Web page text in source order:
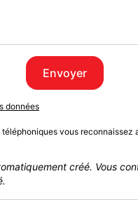
Envoyer
données
vous
créé. Vous